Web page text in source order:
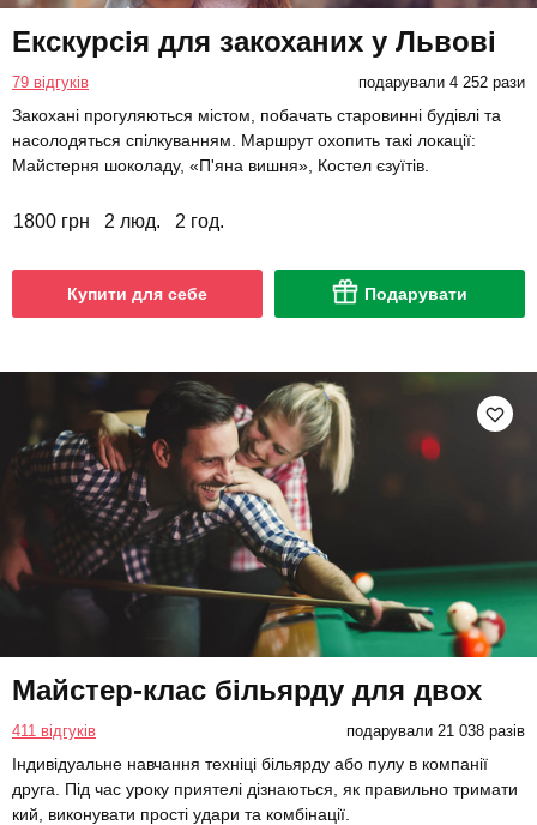
Екскурсія для закоханих у Львові
79 відгуків подарували 4 252 рази
Закохані прогуляються містом, побачать старовинні будівлі та
насолодяться спілкуванням. Маршрут охопить такі локації:
Майстерня шоколаду, «П'яна вишня», Костел єзуїтів.
1800 грн 2 люд. 2 год.
Купити для себе Подарувати
Майстер-клас більярду для двох
411 відгуків подарували 21 038 разів
Індивідуальне навчання техніці більярду або пулу в компанії
друга. Під час уроку приятелі дізнаються, як правильно тримати
кий, виконувати прості удари та комбінації.